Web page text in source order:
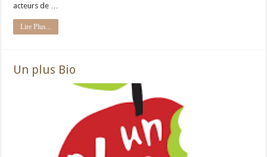
acteurs de …
Lire Plus...
Un plus Bio